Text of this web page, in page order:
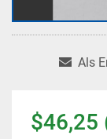
Als
$46,25